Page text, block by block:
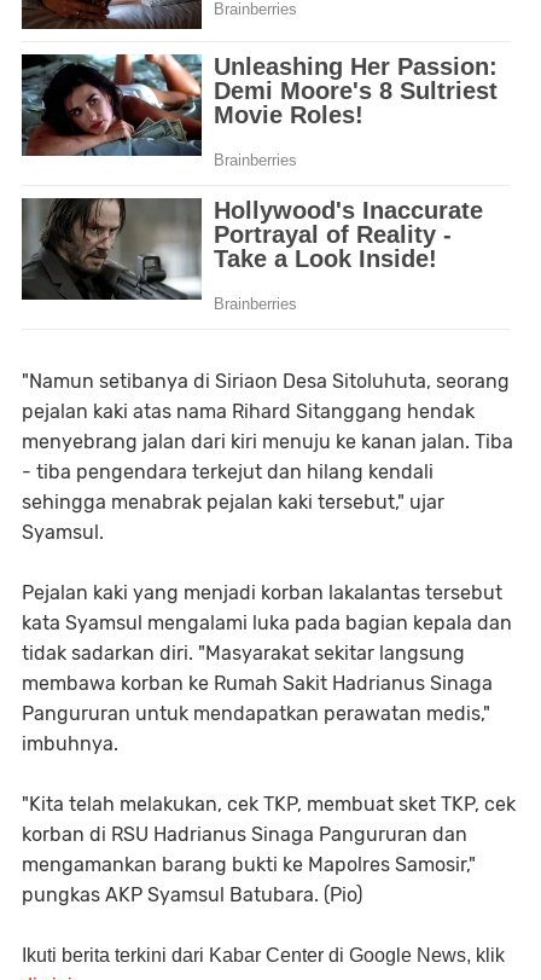
"Namun setibanya di Siriaon Desa Sitoluhuta, seorang
pejalan kaki atas nama Rihard Sitanggang hendak
menyebrang jalan dari kiri menuju ke kanan jalan. Tiba
- tiba pengendara terkejut dan hilang kendali
sehingga menabrak pejalan kaki tersebut," ujar
Syamsul.
Pejalan kaki yang menjadi korban lakalantas tersebut
kata Syamsul mengalami luka pada bagian kepala dan
tidak sadarkan diri. "Masyarakat sekitar langsung
membawa korban ke Rumah Sakit Hadrianus Sinaga
Pangururan untuk mendapatkan perawatan medis,"
imbuhnya.
"Kita telah melakukan, cek TKP, membuat sket TKP, cek
korban di RSU Hadrianus Sinaga Pangururan dan
mengamankan barang bukti ke Mapolres Samosir,"
pungkas AKP Syamsul Batubara. (Pio)
Ikuti berita terkini dari Kabar Center di Google News, klik